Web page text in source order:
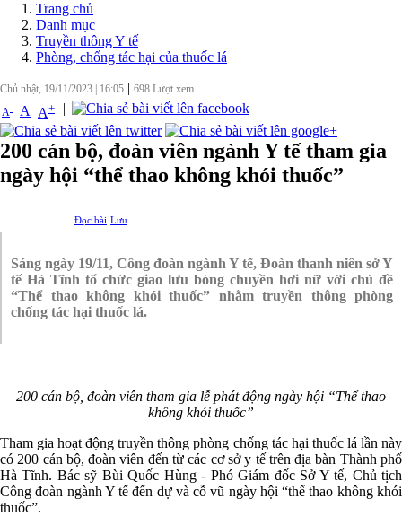
Trang chủ
Danh mục
Truyền thông Y tế
Phòng, chống tác hại của thuốc lá
Chủ nhật, 19/11/2023 16:05 | 698 Lượt xem
A- A A+ |
200 cán bộ, đoàn viên ngành Y tế tham gia
ngày hội “thể thao không khói thuốc”
Đọc bài Lưu
Sáng ngày 19/11, Công đoàn ngành Y tế, Đoàn thanh niên sở Y
tế Hà Tĩnh tổ chức giao lưu bóng chuyền hơi nữ với chủ đề
“Thể thao không khói thuốc” nhằm truyền thông phòng
chống tác hại thuốc lá.
200 cán bộ, đoàn viên tham gia lễ phát động ngày hội “Thể thao
không khói thuốc”
Tham gia hoạt động truyền thông phòng chống tác hại thuốc lá lần này
có 200 cán bộ, đoàn viên đến từ các cơ sở y tế trên địa bàn Thành phố
Hà Tĩnh. Bác sỹ Bùi Quốc Hùng - Phó Giám đốc Sở Y tế, Chủ tịch
Công đoàn ngành Y tế đến dự và cỗ vũ ngày hội “thể thao không khói
thuốc”.